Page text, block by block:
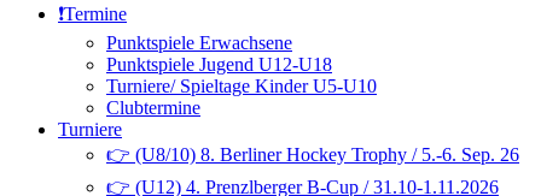
❗️Termine
Punktspiele Erwachsene
Punktspiele Jugend U12-U18
Turniere/ Spieltage Kinder U5-U10
Clubtermine
Turniere
👉 (U8/10) 8. Berliner Hockey Trophy / 5.-6. Sep. 26
👉 (U12) 4. Prenzlberger B-Cup / 31.10-1.11.2026